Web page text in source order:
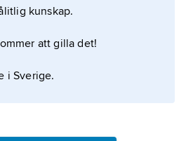
kunskap.
att gilla det!
i Sverige.